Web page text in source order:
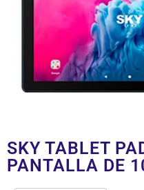
SKY TABLET
PANTALLA DE